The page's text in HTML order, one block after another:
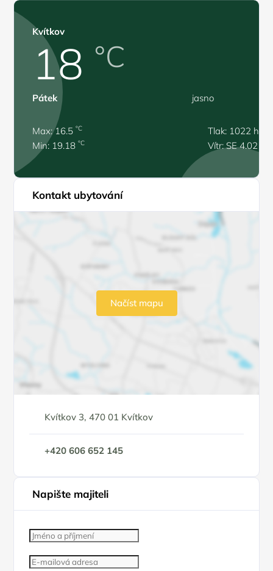
Kvítkov
18 °C
Pátek jasno
Max: 16.5°C
Min: 19.18°C
Tlak: 1022 hPa
Vítr: SE 4.02 m/
Kontakt ubytování
Načíst mapu
Kvítkov 3, 470 01 Kvítkov
+420 606 652 145
Napište majiteli